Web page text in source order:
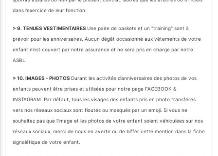
dans l’exercice de leur fonction.
> 9. TENUES VESTIMENTAIRES Une paire de baskets et un "training" sont à
prévoir pour les anniversaires. Aucun dégât occasionné aux vêtements de votre
enfant n’est couvert par notre assurance et ne sera pris en charge par notre
ASBL.
> 10. IMAGES - PHOTOS Durant les activités d’anniversaires des photos de vos
enfants peuvent être prises et utilisées pour notre page FACEBOOK &
INSTAGRAM. Par défaut, tous les visages des enfants pris en photo transférés
vers nos réseaux sociaux sont floutés ou masqués par un emoji. Si vous ne
souhaitez pas que l’image et les photos de votre enfant soient véhiculées sur nos
réseaux sociaux, merci de nous en avertir ou de biffer cette mention dans la fiche
signalétique de votre enfant.